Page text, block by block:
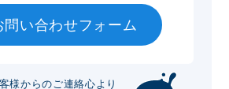
問い合わせフォーム
様からのご連絡心より